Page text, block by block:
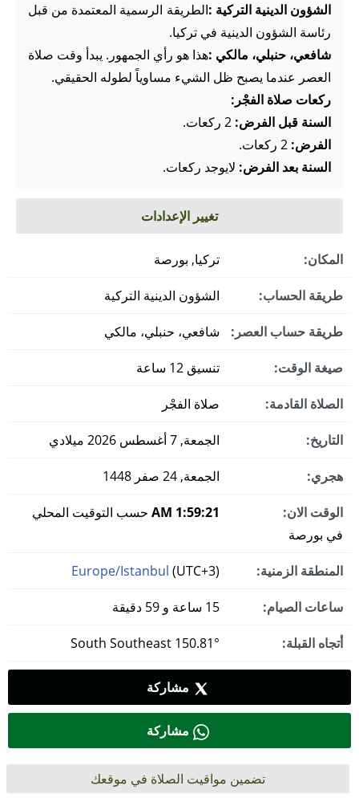
الشؤون الدينية التركية :الطريقة الرسمية المعتمدة من قبل
رئاسة الشؤون الدينية في تركيا.
شافعي، حنبلي، مالكي :هذا هو رأي الجمهور. يبدأ وقت صلاة
العصر عندما يصبح ظل الشيء مساوياً لطوله الحقيقي.
ركعات صلاة الفجْر:
السنة قبل الفرض:
الفرض:
السنة بعد الفرض: لايوجد ركعات.
تغيير الإعدادات
المكان: تركيا, بورصة
طريقة الحساب: الشؤون الدينية التركية
طريقة حساب العصر: شافعي، حنبلي، مالكي
صيغة الوقت: تنسيق 12 ساعة
الصلاة القادمة: صلاة الفجْر
التاريخ: الجمعة, 7 أغسطس 2026 ميلادي
هجري: الجمعة, 24 صفر 1448
الوقت الان: 1:59:22 AM
حسب التوقيت المحلي
في بورصة
المنطقة الزمنية: Europe/Istanbul (UTC+3)
ساعات الصيام:
أتجاه القبلة:
مشاركة
مشاركة
تضمين مواقيت الصلاة في موقعك